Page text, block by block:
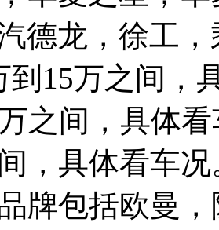
德龙，徐工
到15万之间，
之间，具体
，具体看车
牌包括欧曼